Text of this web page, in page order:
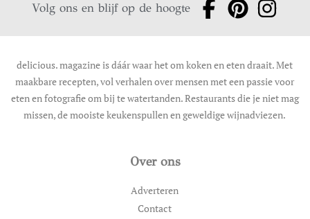
Volg ons en blijf op de hoogte
delicious. magazine is dáár waar het om koken en eten draait. Met
maakbare recepten, vol verhalen over mensen met een passie voor
eten en fotografie om bij te watertanden. Restaurants die je niet mag
missen, de mooiste keukenspullen en geweldige wijnadviezen.
Over ons
Adverteren
Contact